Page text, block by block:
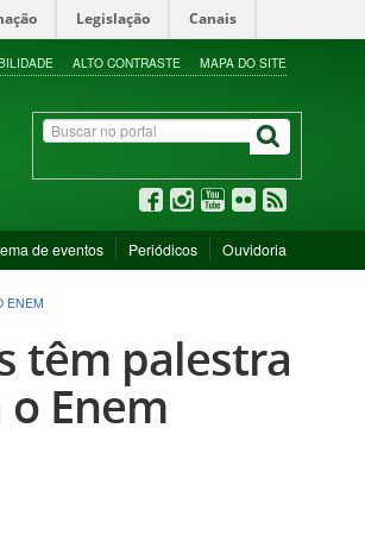
Legislação Canais
ALTO CONTRASTE MAPA DO SITE
de eventos Periódicos Ouvidoria
ENEM
têm palestra
Enem